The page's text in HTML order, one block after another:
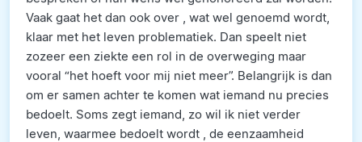
Vaak gaat het dan ook over , wat wel genoemd wordt,
klaar met het leven problematiek. Dan speelt niet
zozeer een ziekte een rol in de overweging maar
vooral “het hoeft voor mij niet meer”. Belangrijk is dan
om er samen achter te komen wat iemand nu precies
bedoelt. Soms zegt iemand, zo wil ik niet verder
leven, waarmee bedoelt wordt , de eenzaamheid